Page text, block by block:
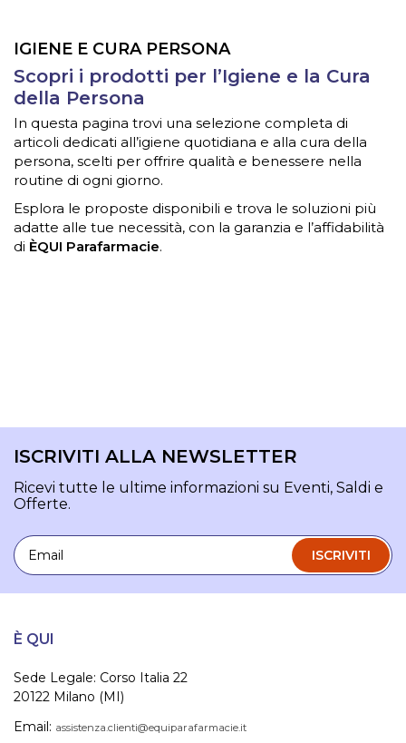
IGIENE E CURA PERSONA
Scopri i prodotti per l’Igiene e la Cura
della Persona
In questa pagina trovi una selezione completa di
articoli dedicati all’igiene quotidiana e alla cura della
persona, scelti per offrire qualità e benessere nella
routine di ogni giorno.
Esplora le proposte disponibili e trova le soluzioni più
adatte alle tue necessità, con la garanzia e l’affidabilità
di ÈQUI Parafarmacie.
ISCRIVITI ALLA NEWSLETTER
Ricevi tutte le ultime informazioni su Eventi, Saldi e
Offerte.
Email
ISCRIVITI
È QUI
Sede Legale: Corso Italia 22
20122 Milano (MI)
Email: assistenza.clienti@equiparafarmacie.it